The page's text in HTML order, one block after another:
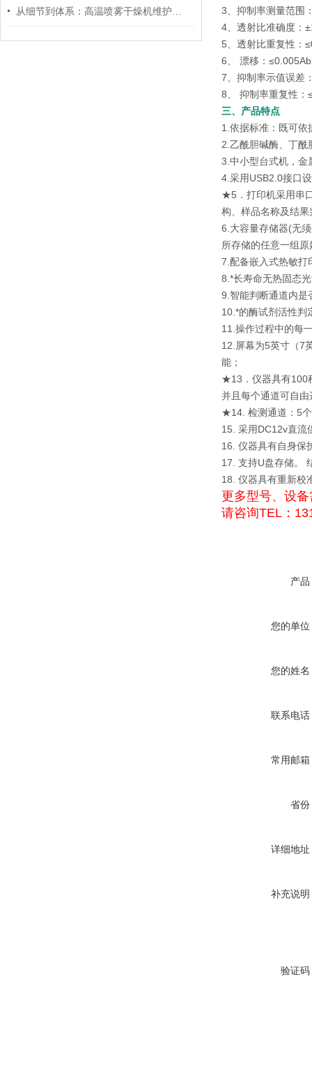
从细节到体系：高温喷雾干燥机维护保养，这样做让设备多扛几年
3、抑制率测量范围
4、透射比准确度：
5、透射比重复性：
6、 漂移：
7、抑制率示值误差
8、 抑制率重复性：
三、产品特点
1.依据标准：既可
2.乙酰胆碱酶、丁酰
3.中小型台式机，金
4.采用USB2.0接口
★5．打印机采用串
构、样品名称及结
6.大容量存储器(无
所存储的任意一组原
7.配备嵌入式热敏打
8.*长寿命无热固态
9.智能判断通道内是
10.*的酶试剂活性判
11.操作过程中的每
12.屏幕为5英寸（7
能；
★13．仪器具有100
并且每个通道可自
★14. 检测通道：5
15. 采用DC12v直流
16. 仪器具有自身保
17. 支持U盘存储。
18. 仪器具有重新校
更多型号、设
请咨询TEL：
产品
您的单位
您的姓名
联系电话
常用邮箱
省份
详细地址
补充说明
验证码